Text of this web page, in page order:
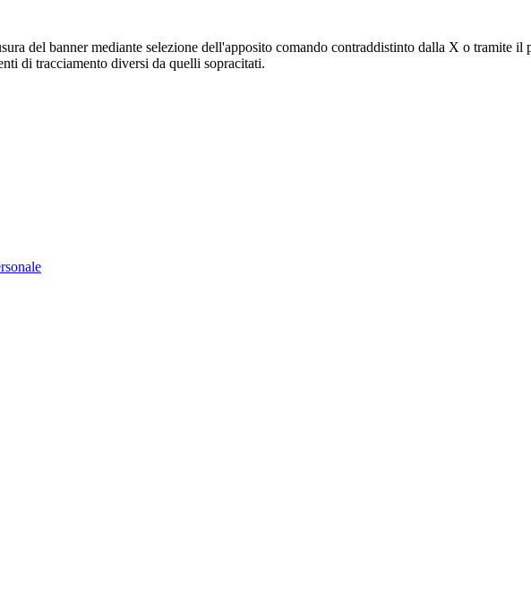
del banner mediante selezione dell'apposito comando contraddistinto dalla X o tramite
di tracciamento diversi da quelli sopracitati.